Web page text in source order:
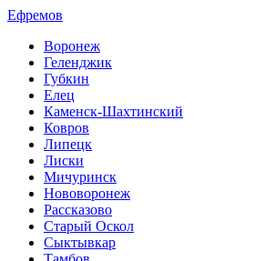
Ефремов
Воронеж
Геленджик
Губкин
Елец
Каменск-Шахтинский
Ковров
Липецк
Лиски
Мичуринск
Нововоронеж
Рассказово
Старый Оскол
Сыктывкар